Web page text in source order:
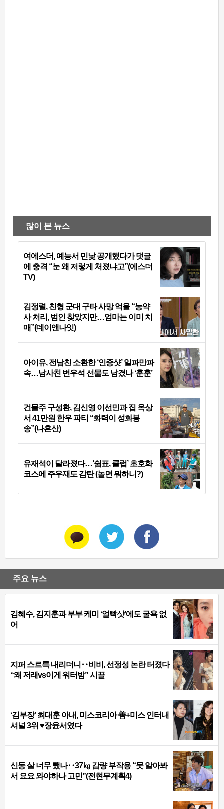
많이 본 뉴스
여에스더, 예능서 민낯 공개했다가 댓글
에 충격 “눈 왜 저렇게 처졌냐고”(에스더
TV)
김정렬, 친형 군대 구타 사망 억울 “농약
사 처리, 범인 찾았지만…엄마는 이미 치
매”(데이앤나잇)
아이유, 전남친 소환한 ‘인증샷’ 일파만파
속…남사친 변우석 선물도 남겼나 ‘훈훈’
건물주 구성환, 김신영 이선민과 집 옥상
서 41만원 한우 파티 “화력이 성화봉
송”(나혼산)
유재석이 달라졌다…‘쉼표, 클럽’ 초호화
코스에 주우재도 감탄 (놀면 뭐하니?)
주요 뉴스
김혜수, 김지훈과 부부 케미 ‘얼빡샷’에도 굴욕 없
어
지퍼 스르륵 내리더니‥비비, 선정성 논란 터졌다
“왜 저래vs이게 워터밤” 시끌
‘김부장’ 최대훈 아내, 미스코리아 善+미스 인터내
셔널 3위 ♥장윤서였다
신동 살 너무 뺐나‥37㎏ 감량 부작용 “못 알아봐
서 요요 와야하나 고민”(전현무계획4)